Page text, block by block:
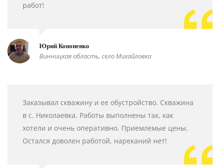
работ!
Юрий Кононенко
Винницкая область, село Михайловка
Заказывал скважину и ее обустройство. Скважина
в с. Николаевка. Работы выполнены так, как
хотели и очень оперативно. Приемлемые цены.
Остался доволен работой, нареканий нет!